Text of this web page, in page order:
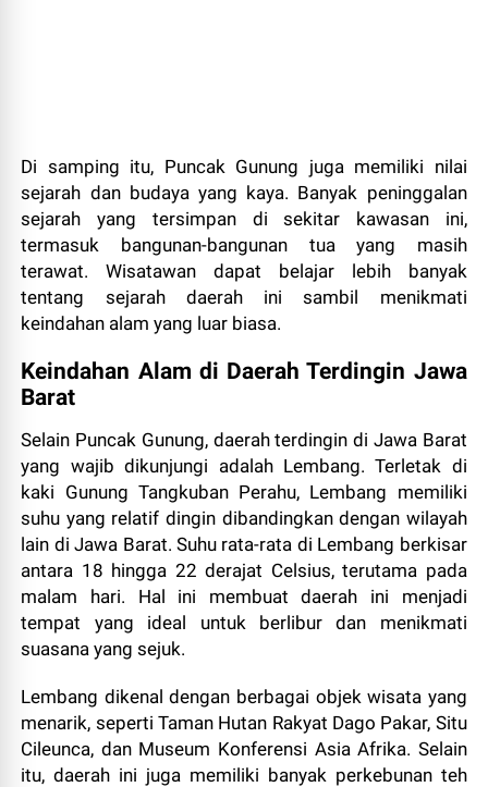
Di samping itu, Puncak Gunung juga memiliki nilai
sejarah dan budaya yang kaya. Banyak peninggalan
sejarah yang tersimpan di sekitar kawasan ini,
termasuk bangunan-bangunan tua yang masih
terawat. Wisatawan dapat belajar lebih banyak
tentang sejarah daerah ini sambil menikmati
keindahan alam yang luar biasa.
Keindahan Alam di Daerah Terdingin Jawa
Barat
Selain Puncak Gunung, daerah terdingin di Jawa Barat
yang wajib dikunjungi adalah Lembang. Terletak di
kaki Gunung Tangkuban Perahu, Lembang memiliki
suhu yang relatif dingin dibandingkan dengan wilayah
lain di Jawa Barat. Suhu rata-rata di Lembang berkisar
antara 18 hingga 22 derajat Celsius, terutama pada
malam hari. Hal ini membuat daerah ini menjadi
tempat yang ideal untuk berlibur dan menikmati
suasana yang sejuk.
Lembang dikenal dengan berbagai objek wisata yang
menarik, seperti Taman Hutan Rakyat Dago Pakar, Situ
Cileunca, dan Museum Konferensi Asia Afrika. Selain
itu, daerah ini juga memiliki banyak perkebunan teh